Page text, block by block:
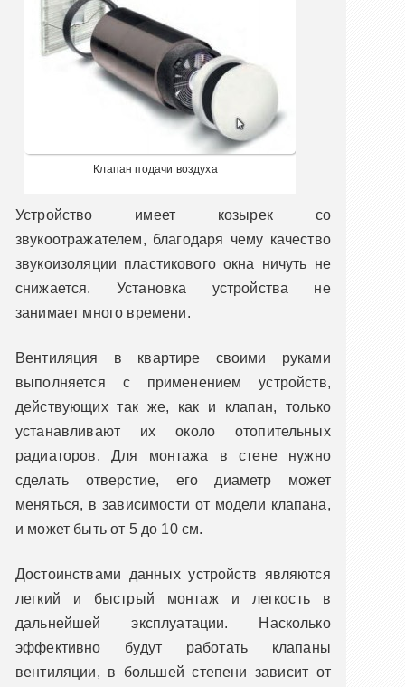
Клапан подачи воздуха
Устройство имеет козырек со
звукоотражателем, благодаря чему качество
звукоизоляции пластикового окна ничуть не
снижается. Установка устройства не
занимает много времени.
Вентиляция в квартире своими руками
выполняется с применением устройств,
действующих так же, как и клапан, только
устанавливают их около отопительных
радиаторов. Для монтажа в стене нужно
сделать отверстие, его диаметр может
меняться, в зависимости от модели клапана,
и может быть от 5 до 10 см.
Достоинствами данных устройств являются
легкий и быстрый монтаж и легкость в
дальнейшей эксплуатации. Насколько
эффективно будут работать клапаны
вентиляции, в большей степени зависит от